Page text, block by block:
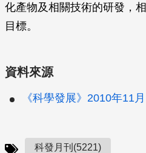
化產物及相關技術的研發，
目標。
資料來源
《科學發展》2010年11
科發月刊(5221)